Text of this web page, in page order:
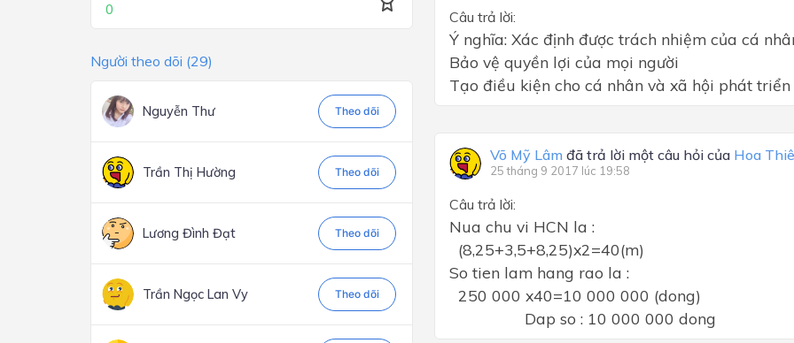
0
Người theo dõi (29)
Nguyễn Thư Theo dõi
Trần Thị Hường Theo dõi
Lương Đình Đạt Theo dõi
Trần Ngọc Lan Vy Theo dõi
Câu trả lời:
Ý nghĩa: Xác định được trách nhiệm của cá
Bảo vệ quyền lợi của mọi người
Tạo điều kiện cho cá nhân và xã hội phát triển
Võ Mỹ Lâm đã trả lời một câu hỏi của Hoa
25 tháng 9 2017 lúc 19:58
Câu trả lời:
Nua chu vi HCN la :
(8,25+3,5+8,25)x2=40(m)
So tien lam hang rao la :
250 000 x40=10 000 000 (dong)
Dap so : 10 000 000 dong